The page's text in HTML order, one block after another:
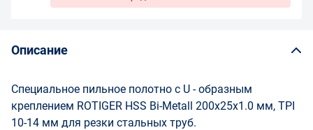
Описание
Специальное пильное полотно с U - образным
креплением ROTIGER HSS Bi-Metall 200x25x1.0 мм, TPI
10-14 мм для резки стальных труб.